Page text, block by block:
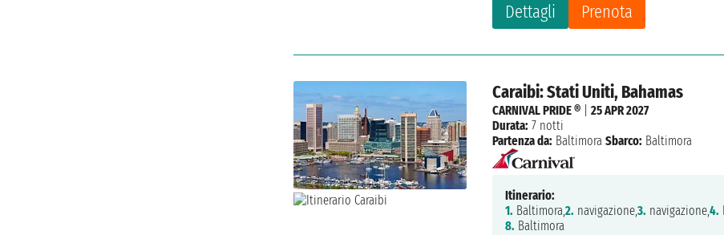
Dettagli Prenota
Caraibi: Stati Uniti, Bahamas
CARNIVAL PRIDE ® |25 APR 2027
Durata: 7 notti
Partenza da: Baltimora Sbarco: Baltimora
Itinerario:
1. Baltimora,2. navigazione,3. navigazione,4.
8. Baltimora